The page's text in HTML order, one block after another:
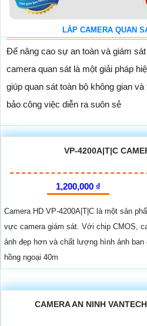
LẮP CAMERA QUAN
Để nâng cao sự an toàn và giám
camera quan sát là một giải pháp
giúp quan sát toàn bộ không gian
bảo công việc diễn ra suôn sẻ
VP-4200A|T|C
1,200,000 ₫
Camera HD VP-4200A|T|C là một sản
vực camera giám sát. Với chip CMOS,
ảnh đẹp hơn và chất lượng hình ảnh
hồng ngoại 40m
CAMERA AN NINH